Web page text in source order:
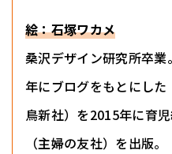
絵：石塚ワカメ
桑沢デザイン研究所卒
年にブログをもとにし
鳥新社）を2015年に育
（主婦の友社）を出版。